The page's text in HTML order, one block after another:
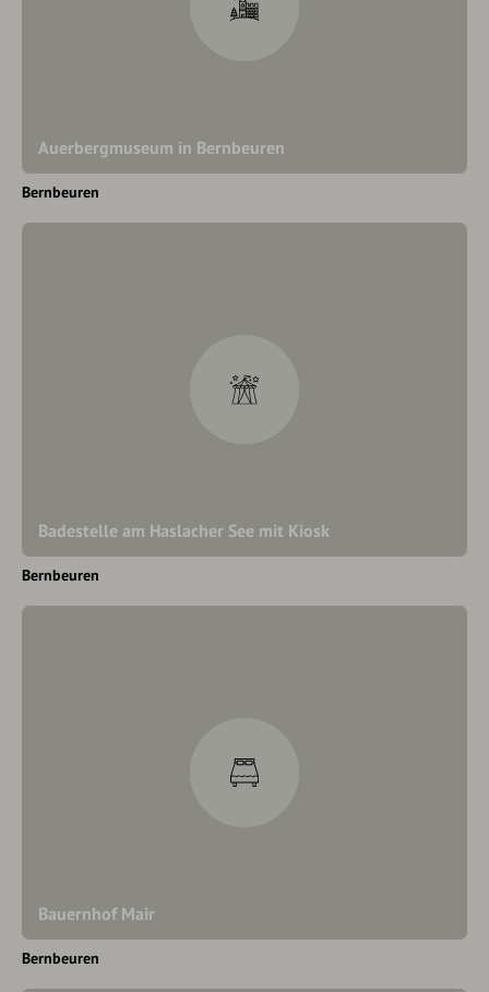
Auerbergmuseum in Bernbeuren
Bernbeuren
Badestelle am Haslacher See mit Kiosk
Bernbeuren
Bauernhof Mair
Bernbeuren